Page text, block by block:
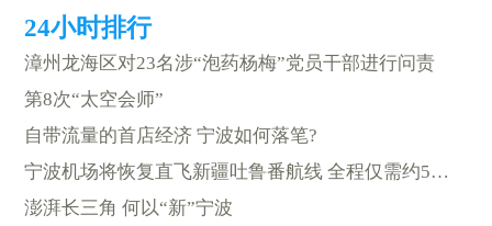
漳州龙海区对23名涉“泡药杨梅”党员干部进行问责
第8次“太空会师”
自带流量的首店经济 宁波如何落笔?
宁波机场将恢复直飞新疆吐鲁番航线 全程仅需约5小时
澎湃长三角 何以“新”宁波